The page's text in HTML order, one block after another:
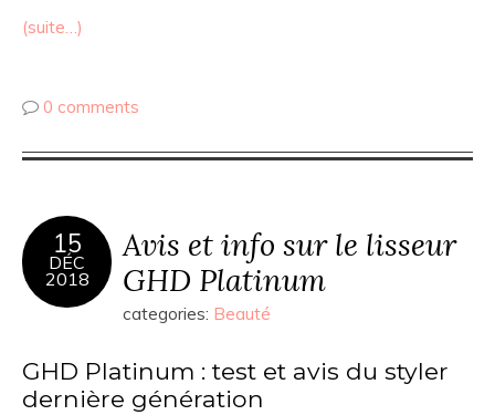
(suite…)
0 comments
15
DÉC
2018
Avis et info sur le lisseur
GHD Platinum
categories: Beauté
GHD Platinum : test et avis du styler
dernière génération